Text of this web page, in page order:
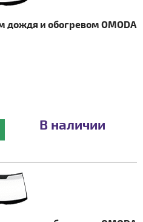
дождя и обогревом OMODA
В наличии